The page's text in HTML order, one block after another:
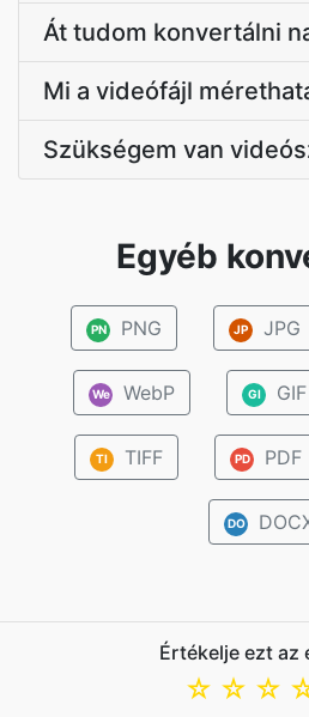
Át tudom konvertálni
Mi a videófájl
Szükségem van
Egyéb
PN PNG JP JPG
We WebP GI GIF
TI TIFF PD PDF
DO
Értékelje ezt az
☆
☆
☆